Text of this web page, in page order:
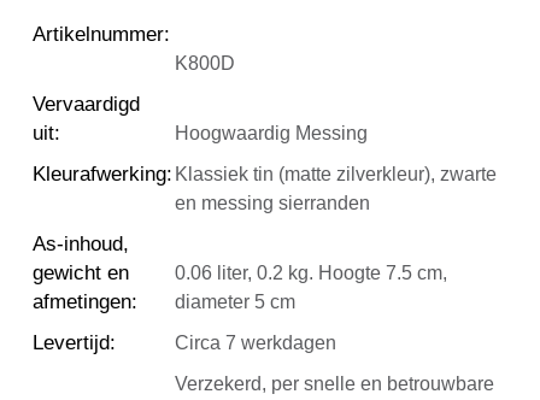
Artikelnummer:
K800D
Vervaardigd
uit: Hoogwaardig Messing
Kleurafwerking: Klassiek tin (matte zilverkleur), zwarte
en messing sierranden
As-inhoud,
gewicht en
afmetingen:
0.06 liter, 0.2 kg. Hoogte 7.5 cm,
diameter 5 cm
Levertijd: Circa 7 werkdagen
Verzekerd, per snelle en betrouwbare